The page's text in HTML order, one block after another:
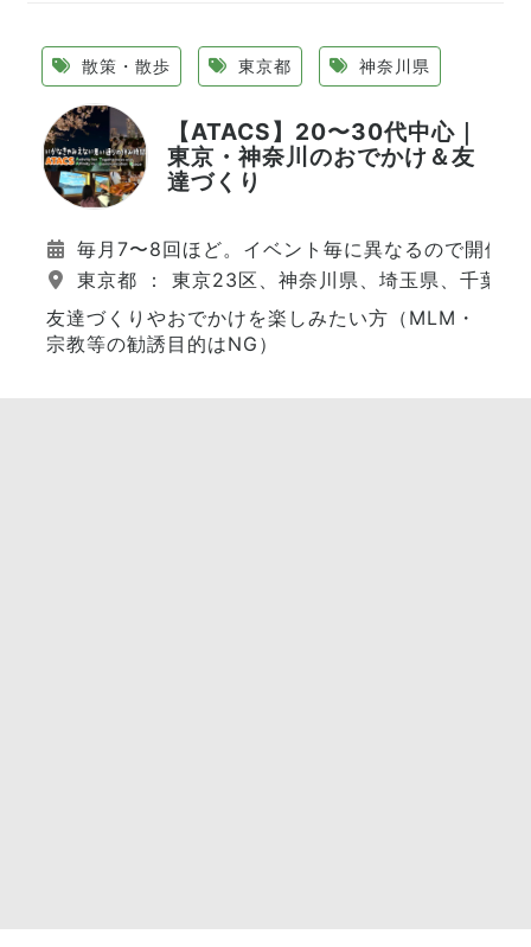
散策・散歩 東京都 神奈川県
【ATACS】20〜30代中心｜
東京・神奈川のおでかけ＆友
達づくり
毎月7〜8回ほど。イベント毎に異なるので開催
東京都 ： 東京23区、神奈川県、埼玉県、千葉県
友達づくりやおでかけを楽しみたい方（MLM・
宗教等の勧誘目的はNG）